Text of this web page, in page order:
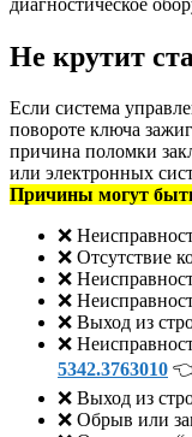
Не крутит
Если система
повороте ключа
причина поломки
или электронных
Причины могут
❌
❌ Отсутствие
❌
❌
❌ Выход из
❌
5342.3763010
❌ Выход из
❌ Обрыв или